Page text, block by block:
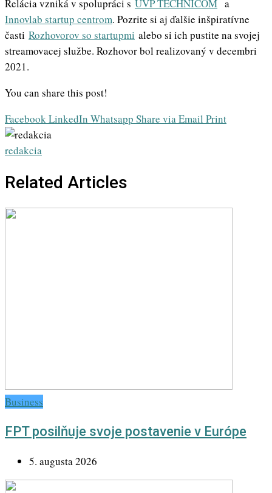
Relácia vzniká v spolupráci s UVP TECHNICOM a
Innovlab startup centrom. Pozrite si aj ďalšie inšpiratívne
časti Rozhovorov so startupmi alebo si ich pustite na svojej
streamovacej službe. Rozhovor bol realizovaný v decembri
2021.
You can share this post!
FacebookLinkedIn Whatsapp Share via Email Print
redakcia
Related Articles
Business
FPT posilňuje svoje postavenie v Európe
5. augusta 2026